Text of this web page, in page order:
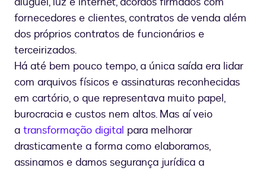
fornecedores e clientes, contratos de venda além
dos próprios contratos de funcionários e
terceirizados.
Há até bem pouco tempo, a única saída era lidar
com arquivos físicos e assinaturas reconhecidas
em cartório, o que representava muito papel,
burocracia e custos nem altos. Mas aí veio
a transformação digital para melhorar
drasticamente a forma como elaboramos,
assinamos e damos segurança jurídica a